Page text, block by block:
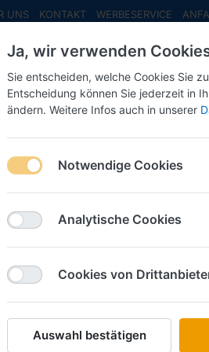
UNS KONTAKT WERBESERVICE
INFO MAI NEU EINGETROFFEN
21
die zur Zeit
sie beim
nachName: A bis Z
Ja, wir verwenden
Sie entscheiden, welche Cookies Sie
Entscheidung können Sie jederzeit in
ändern. Weitere Infos auch in unserer
Notwendige Cookies
Analytische Cookies
Cookies von
Auswahl bestätigen